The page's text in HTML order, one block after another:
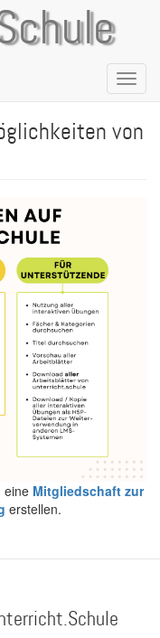
von
eine Mitgliedschaft zur
erstellen.